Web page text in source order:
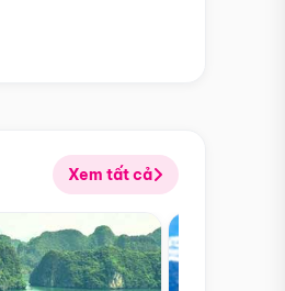
Xem tất cả